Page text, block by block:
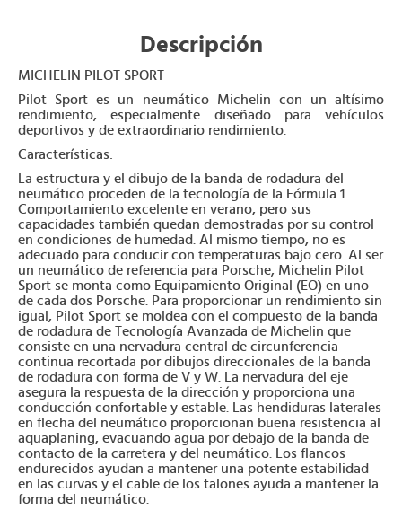
Descripción
MICHELIN PILOT SPORT
Pilot Sport es un neumático Michelin con un altísimo
rendimiento, especialmente diseñado para vehículos
deportivos y de extraordinario rendimiento.
Características:
La estructura y el dibujo de la banda de rodadura del
neumático proceden de la tecnología de la Fórmula 1.
Comportamiento excelente en verano, pero sus
capacidades también quedan demostradas por su control
en condiciones de humedad. Al mismo tiempo, no es
adecuado para conducir con temperaturas bajo cero. Al ser
un neumático de referencia para Porsche, Michelin Pilot
Sport se monta como Equipamiento Original (EO) en uno
de cada dos Porsche. Para proporcionar un rendimiento sin
igual, Pilot Sport se moldea con el compuesto de la banda
de rodadura de Tecnología Avanzada de Michelin que
consiste en una nervadura central de circunferencia
continua recortada por dibujos direccionales de la banda
de rodadura con forma de V y W. La nervadura del eje
asegura la respuesta de la dirección y proporciona una
conducción confortable y estable. Las hendiduras laterales
en flecha del neumático proporcionan buena resistencia al
aquaplaning, evacuando agua por debajo de la banda de
contacto de la carretera y del neumático. Los flancos
endurecidos ayudan a mantener una potente estabilidad
en las curvas y el cable de los talones ayuda a mantener la
forma del neumático.